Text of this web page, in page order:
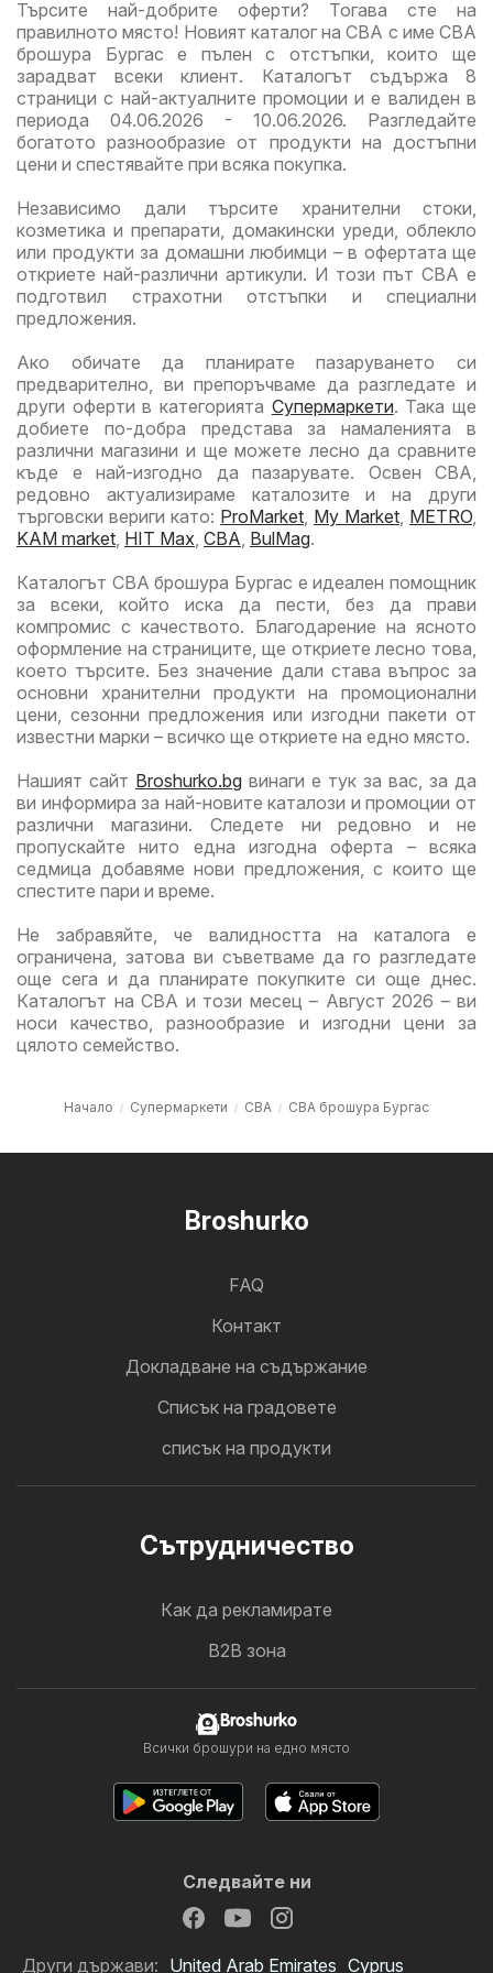
до
Търсите най-добрите оферти? Тогава сте на
правилното място! Новият каталог на CBA с име CBA
брошура Бургас е пълен с отстъпки, които ще
зарадват всеки клиент. Каталогът съдържа 8
страници с най-актуалните промоции и е валиден в
периода 04.06.2026 - 10.06.2026. Разгледайте
богатото разнообразие от продукти на достъпни
цени и спестявайте при всяка покупка.
Независимо дали търсите хранителни стоки,
козметика и препарати, домакински уреди, облекло
или продукти за домашни любимци – в офертата ще
откриете най-различни артикули. И този път CBA е
подготвил страхотни отстъпки и специални
предложения.
Ако обичате да планирате пазаруването си
предварително, ви препоръчваме да разгледате и
други оферти в категорията Супермаркети. Така ще
добиете по-добра представа за намаленията в
различни магазини и ще можете лесно да сравните
къде е най-изгодно да пазарувате. Освен CBA,
редовно актуализираме каталозите и на други
търговски вериги като: ProMarket, My Market, METRO,
KAM market, HIT Max, CBA, BulMag.
Каталогът CBA брошура Бургас е идеален помощник
за всеки, който иска да пести, без да прави
компромис с качеството. Благодарение на ясното
оформление на страниците, ще откриете лесно това,
което търсите. Без значение дали става въпрос за
основни хранителни продукти на промоционални
цени, сезонни предложения или изгодни пакети от
известни марки – всичко ще откриете на едно място.
Нашият сайт Broshurko.bg винаги е тук за вас, за да
ви информира за най-новите каталози и промоции от
различни магазини. Следете ни редовно и не
пропускайте нито една изгодна оферта – всяка
седмица добавяме нови предложения, с които ще
спестите пари и време.
Не забравяйте, че валидността на каталога е
ограничена, затова ви съветваме да го разгледате
още сега и да планирате покупките си още днес.
Каталогът на CBA и този месец – Август 2026 – ви
носи качество, разнообразие и изгодни цени за
цялото семейство.
Начало Супермаркети CBA CBA брошура Бургас
Broshurko
FAQ
Контакт
Докладване на съдържание
Cписък на градовете
списък на продукти
Cътрудничество
Как да рекламирате
B2B зона
Broshurko
Всички брошури на едно място
Следвайте ни
Други държави: United Arab Emirates Cyprus